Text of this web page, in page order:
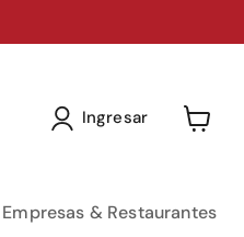
Ingresar
Ver
Empresas & Restaurantes